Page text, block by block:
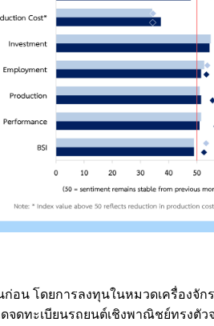
อน โดยการลงทุนในหมวดเครื่องจั
ดทะเบียนรถยนต์เชิงพาณิชย์ทรงตัว